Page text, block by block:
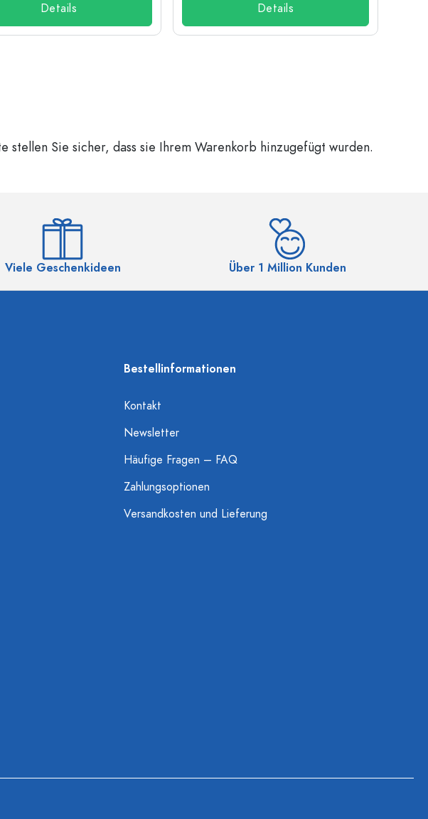
Details Details
Sie sicher, dass sie Ihrem Warenkorb hinzugefügt wurden.
Viele Geschenkideen Über 1 Million Kunden
Bestellinformationen
Kontakt
Newsletter
Häufige Fragen – FAQ
Zahlungsoptionen
Versandkosten und Lieferung